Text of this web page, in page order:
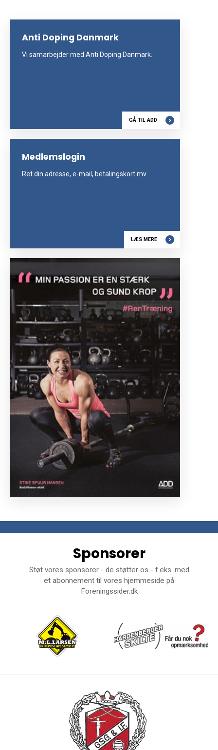
Anti Doping Danmark
Vi samarbejder med Anti Doping Danmark.
GÅ TIL ADD
Medlemslogin
Ret din adresse, e-mail, betalingskort mv.
LÆS MERE
Sponsorer
Støt vores sponsorer - de støtter os - f.eks. med
et abonnement til vores hjemmeside på
Foreningssider.dk